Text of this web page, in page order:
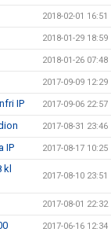
2018-02-01 16:51
2018-01-29 18:59
2018-01-26 07:48
2017-09-09 12:29
IP 2017-09-06 22:57
2017-08-31 23:46
IP 2017-08-17 10:25
kl
2017-08-10 23:51
2017-08-01 22:32
2017-06-16 12:34